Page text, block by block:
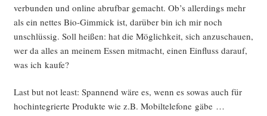
ver­bun­den und online abruf­bar gemacht. Ob’s aller­dings mehr
als ein net­tes Bio-Gim­mick ist, dar­über bin ich mir noch
unschlüs­sig. Soll hei­ßen: hat die Mög­lich­keit, sich anzu­schau­en,
wer da alles an mei­nem Essen mit­macht, einen Ein­fluss dar­auf,
was ich kaufe?
Last but not least: Span­nend wäre es, wenn es sowas auch für
hoch­in­te­grier­te Pro­duk­te wie z.B. Mobil­te­le­fo­ne gäbe …